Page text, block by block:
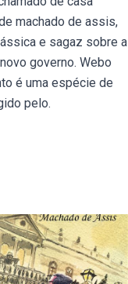
machado de assis,
e sagaz sobre a
governo. Webo
é uma espécie de
pelo.